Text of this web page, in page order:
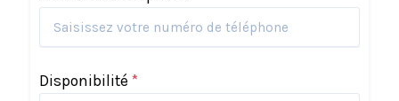
Disponibilité *